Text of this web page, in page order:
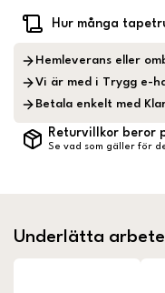
Hur många
Hemleverans eller
Vi är med i Trygg e-
Betala enkelt med
Returvillkor beror
Se vad som gäller för
Underlätta